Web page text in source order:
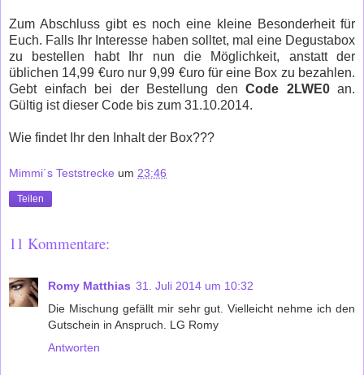
Zum Abschluss gibt es noch eine kleine Besonderheit für
Euch. Falls Ihr Interesse haben solltet, mal eine Degustabox
zu bestellen habt Ihr nun die Möglichkeit, anstatt der
üblichen 14,99 €uro nur 9,99 €uro für eine Box zu bezahlen.
Gebt einfach bei der Bestellung den Code 2LWE0an.
Gültig ist dieser Code bis zum 31.10.2014.
Wie findet Ihr den Inhalt der Box???
Mimmi´s Teststrecke um 23:46
Teilen
11 Kommentare:
Romy Matthias 31. Juli 2014 um 10:32
Die Mischung gefällt mir sehr gut. Vielleicht nehme ich den
Gutschein in Anspruch. LG Romy
Antworten